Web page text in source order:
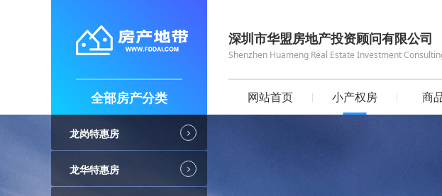
全部房产分类
龙岗特惠房
龙华特惠房
深圳市华盟房地产投资顾问有限公司
Shenzhen Huameng Real Estate Investment
网站首页 小产权房 商